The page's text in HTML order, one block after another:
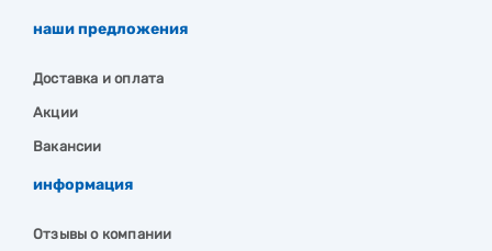
наши предложения
Доставка и оплата
Акции
Вакансии
информация
Отзывы о компании